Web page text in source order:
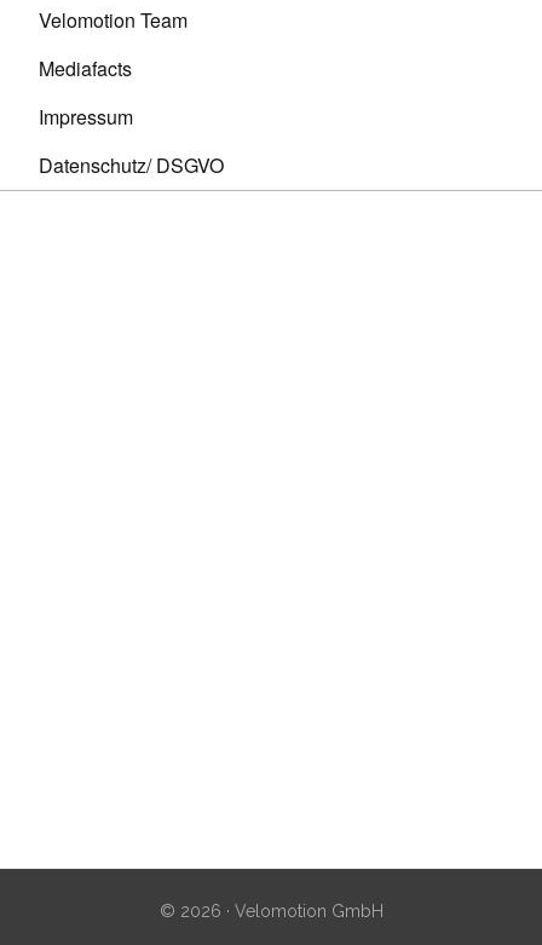
Velomotion Team
Mediafacts
Impressum
Datenschutz/ DSGVO
© 2026 · Velomotion GmbH